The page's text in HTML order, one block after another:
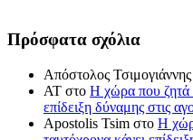
Πρόσφατα σχόλια
Απόστολος Τσιμογιάννης
ΑΤ στο Η χώρα που ζητά
επίδειξη δύναμης στις
Apostolis Tsim στο Η